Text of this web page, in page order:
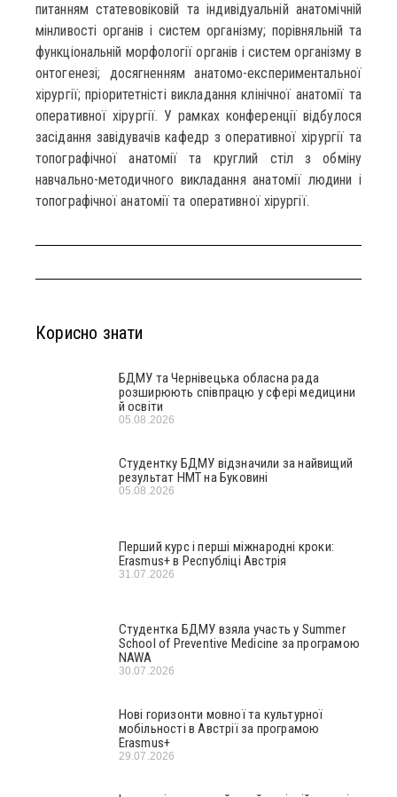
питанням статевовіковій та індивідуальній анатомічній
мінливості органів і систем організму; порівняльній та
функціональній морфології органів і систем організму в
онтогенезі; досягненням анатомо-експериментальної
хірургії; пріоритетністі викладання клінічної анатомії та
оперативної хірургії. У рамках конференції відбулося
засідання завідувачів кафедр з оперативної хірургії та
топографічної анатомії та круглий стіл з обміну
навчально-методичного викладання анатомії людини і
топографічної анатомії та оперативної хірургії.
Корисно знати
БДМУ та Чернівецька обласна рада
розширюють співпрацю у сфері медицини
й освіти
05.08.2026
Студентку БДМУ відзначили за найвищий
результат НМТ на Буковині
05.08.2026
Перший курс і перші міжнародні кроки:
Erasmus+ в Республіці Австрія
31.07.2026
Студентка БДМУ взяла участь у Summer
School of Preventive Medicine за програмою
NAWA
30.07.2026
Нові горизонти мовної та культурної
мобільності в Австрії за програмою
Erasmus+
29.07.2026